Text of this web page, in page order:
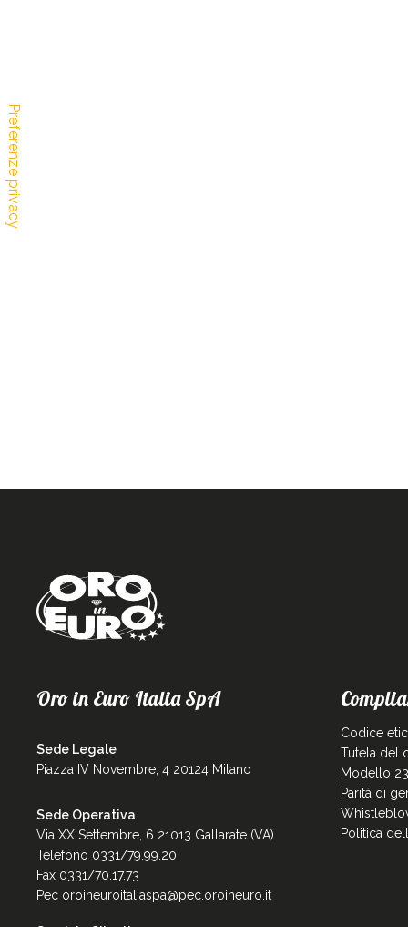
Oro in Euro Italia SpA
Sede Legale
Piazza IV Novembre, 4 20124 Milano
Sede Operativa
Via XX Settembre, 6 21013 Gallarate (VA)
Telefono 0331/79.99.20
Fax 0331/70.17.73
Pec oroineuroitaliaspa@pec.oroineuro.it
Codice
Tutela del
Modello
Parità di
Politica